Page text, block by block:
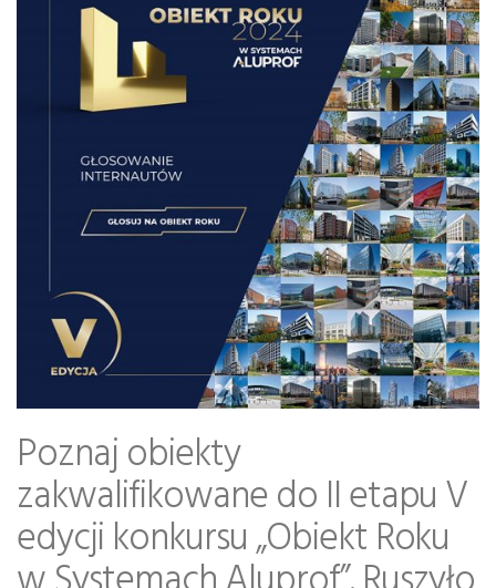
Poznaj obiekty
zakwalifikowane do II etapu V
edycji konkursu „Obiekt Roku